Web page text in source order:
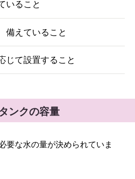
いること
備えていること
じて設置すること
ンクの容量
要な水の量が決められていま